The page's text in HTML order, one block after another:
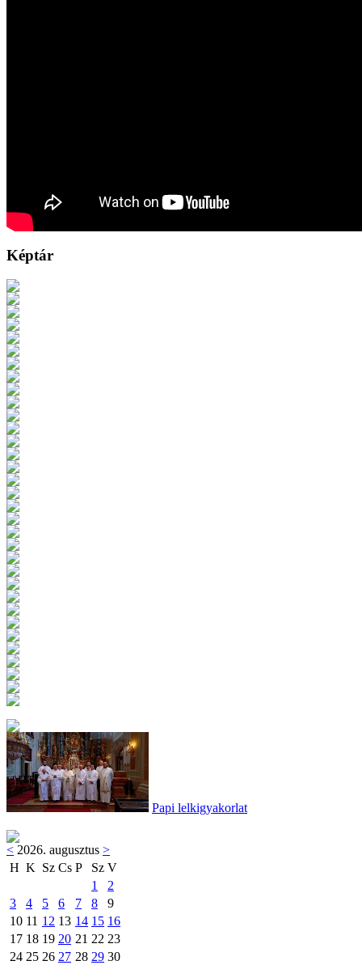
Képtár
Papi lelkigyakorlat
< 2026. augusztus >
H K Sz Cs P Sz V
1
2
3
4 5 6 7 8
9
10 11 12 13 14 15 16
17 18 19 20 21 22 23
24 25 26 27 28 29 30